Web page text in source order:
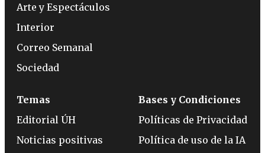
Arte y Espectáculos
Interior
Correo Semanal
Sociedad
Temas
Editorial ÚH
Noticias positivas
Bases y Condiciones
Políticas de Privacidad
Política de uso de la IA